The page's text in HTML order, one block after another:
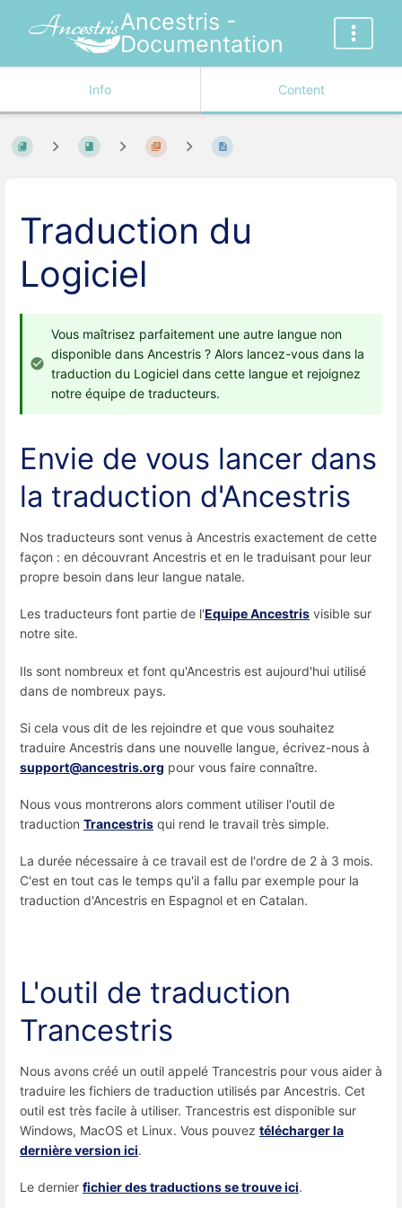
Ancestris -
Documentation
Info Content
Traduction du
Logiciel
Vous maîtrisez parfaitement une autre langue non
disponible dans Ancestris ? Alors lancez-vous dans la
traduction du Logiciel dans cette langue et rejoignez
notre équipe de traducteurs.
Envie de vous lancer dans
la traduction d'Ancestris
Nos traducteurs sont venus à Ancestris exactement de cette
façon : en découvrant Ancestris et en le traduisant pour leur
propre besoin dans leur langue natale.
Les traducteurs font partie de l'Equipe Ancestris visible sur
notre site.
Ils sont nombreux et font qu'Ancestris est aujourd'hui utilisé
dans de nombreux pays.
Si cela vous dit de les rejoindre et que vous souhaitez
traduire Ancestris dans une nouvelle langue, écrivez-nous à
support@ancestris.org pour vous faire connaître.
Nous vous montrerons alors comment utiliser l'outil de
traduction Trancestris qui rend le travail très simple.
La durée nécessaire à ce travail est de l'ordre de 2 à 3 mois.
C'est en tout cas le temps qu'il a fallu par exemple pour la
traduction d'Ancestris en Espagnol et en Catalan.
L'outil de traduction
Trancestris
Nous avons créé un outil appelé Trancestris pour vous aider à
traduire les fichiers de traduction utilisés par Ancestris. Cet
outil est très facile à utiliser. Trancestris est disponible sur
Windows, MacOS et Linux. Vous pouvez télécharger la
dernière version ici.
Le dernier fichier des traductions se trouve ici.